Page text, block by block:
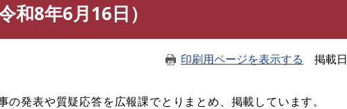
和8年6月16日）
印刷用ページを表示する 掲載日
発表や質疑応答を広報課でとりまとめ、掲載しています。